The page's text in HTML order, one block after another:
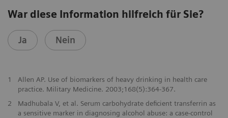
War diese Information hilfreich für Sie?
Ja Nein
1
Allen AP. Use of biomarkers of heavy drinking in health care
practice. Military Medicine. 2003;168(5):364-367.
2
Madhubala V, et al. Serum carbohydrate deficient transferrin as
a sensitive marker in diagnosing alcohol abuse: a case-control